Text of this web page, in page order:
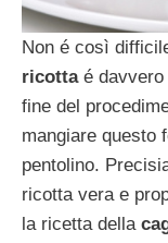
Non é così
ricottaé davvero
fine del
mangiare questo
pentolino.
ricotta vera e
la ricetta della